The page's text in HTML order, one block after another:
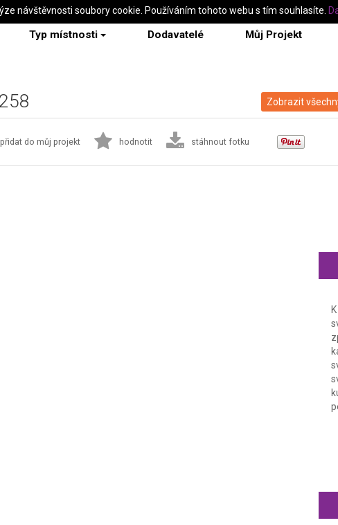
Typ místnosti Dodavatelé Můj Projekt
Zobrazit
přidat do můj projekt hodnotit stáhnout fotku
návštěvnosti soubory cookie. Používáním tohoto webu s tím souhlasíte.